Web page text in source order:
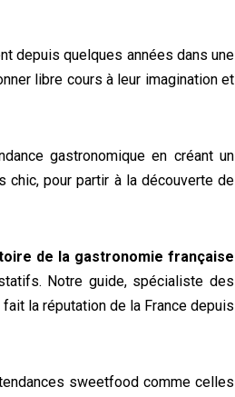
depuis quelques années dans une
libre cours à leur imagination et
gastronomique en créant un
pour partir à la découverte de
de la gastronomie française
Notre guide, spécialiste des
la réputation de la France depuis
sweetfood comme celles